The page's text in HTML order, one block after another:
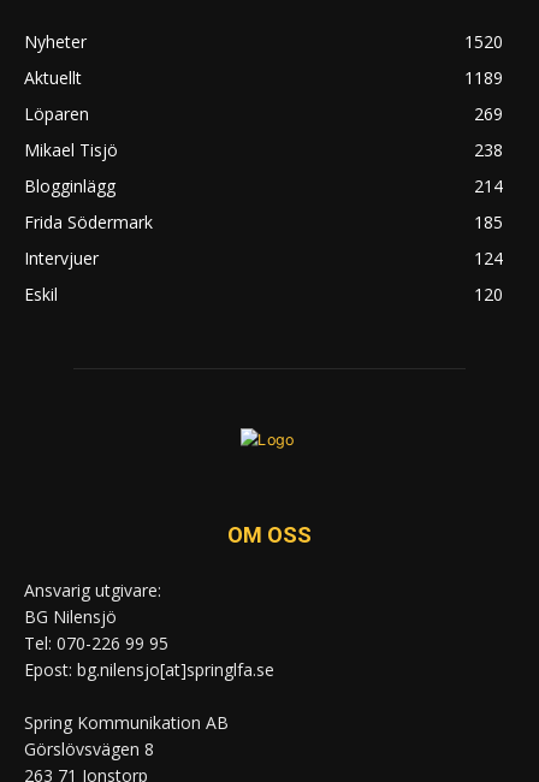
Nyheter
1520
Aktuellt
1189
Löparen
269
Mikael Tisjö
238
Blogginlägg
214
Frida Södermark
185
Intervjuer
124
Eskil
120
OM OSS
Ansvarig utgivare:
BG Nilensjö
Tel: 070-226 99 95
Epost: bg.nilensjo[at]springlfa.se
Spring Kommunikation AB
Görslövsvägen 8
263 71 Jonstorp